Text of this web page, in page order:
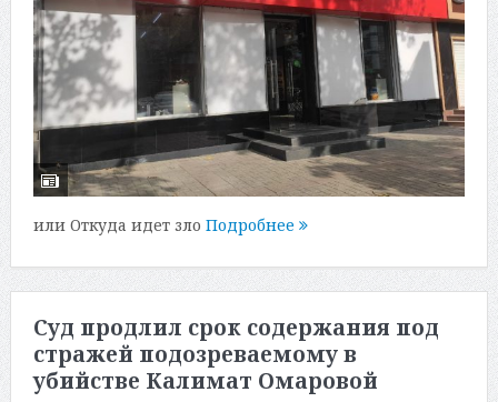
или Откуда идет зло Подробнее
Суд продлил срок содержания под
стражей подозреваемому в
убийстве Калимат Омаровой